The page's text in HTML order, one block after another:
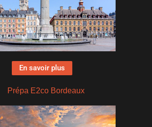
En savoir plus
Prépa E2co Bordeaux